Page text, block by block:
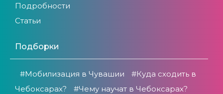
Подробности
Статьи
Подборки
#Мобилизация в Чувашии
#Куда сходить в
Чебоксарах?
#Чему научат в Чебоксарах?